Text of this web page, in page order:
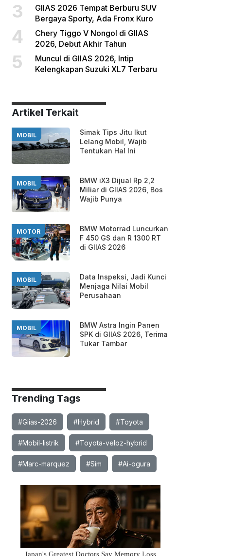
3
GIIAS 2026 Tempat Berburu SUV
Bergaya Sporty, Ada Fronx Kuro
4
Chery Tiggo V Nongol di GIIAS
2026, Debut Akhir Tahun
5
Muncul di GIIAS 2026, Intip
Kelengkapan Suzuki XL7 Terbaru
Artikel Terkait
MOBIL
Simak Tips Jitu Ikut
Lelang Mobil, Wajib
Tentukan Hal Ini
MOBIL
BMW iX3 Dijual Rp 2,2
Miliar di GIIAS 2026, Bos
Wajib Punya
MOTOR
BMW Motorrad Luncurkan
F 450 GS dan R 1300 RT
di GIIAS 2026
MOBIL
Data Inspeksi, Jadi Kunci
Menjaga Nilai Mobil
Perusahaan
MOBIL
BMW Astra Ingin Panen
SPK di GIIAS 2026, Terima
Tukar Tambar
Trending Tags
#Giias-2026 #Hybrid #Toyota
#Mobil-listrik #Toyota-veloz-hybrid
#Marc-marquez #Sim #Ai-ogura